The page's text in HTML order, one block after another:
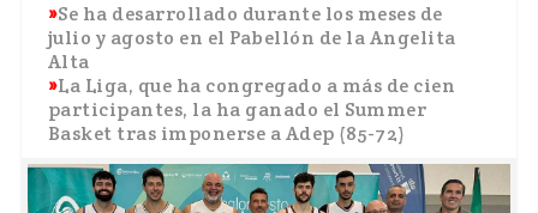
Se ha desarrollado durante los meses de
julio y agosto en el Pabellón de la Angelita
Alta
La Liga, que ha congregado a más de cien
participantes, la ha ganado el Summer
Basket tras imponerse a Adep (85-72)